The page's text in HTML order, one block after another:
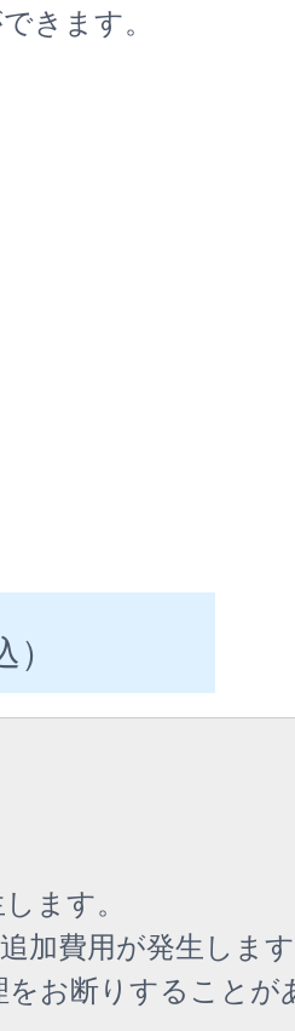
きます。
）
ます。
加費用が発生します
お断りすることが